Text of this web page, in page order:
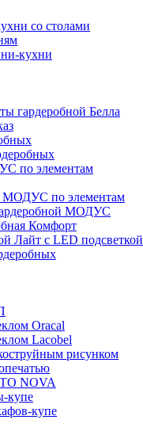
со столами
кухни
гардеробной Белла
по элементам
МОДУС по элементам
МОДУС
Комфорт
Лайт с LED подсветкой
Oracal
Lacobel
рисунком
NOVA
купе
купе